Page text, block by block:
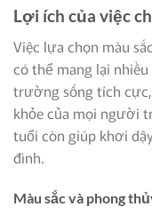
Lợi ích của việc
Việc lựa chọn màu
có thể mang lại
trường sống tích
khỏe của mọi người
tuổi còn giúp khơi
đình.
Màu sắc và phong